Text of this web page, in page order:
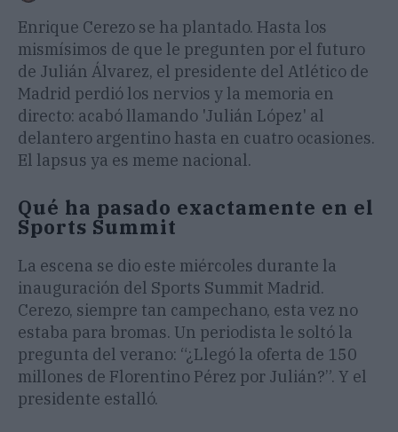
Enrique Cerezo se ha plantado. Hasta los
mismísimos de que le pregunten por el futuro
de Julián Álvarez, el presidente del Atlético de
Madrid perdió los nervios y la memoria en
directo: acabó llamando 'Julián López' al
delantero argentino hasta en cuatro ocasiones.
El lapsus ya es meme nacional.
Qué ha pasado exactamente en el
Sports Summit
La escena se dio este miércoles durante la
inauguración del Sports Summit Madrid.
Cerezo, siempre tan campechano, esta vez no
estaba para bromas. Un periodista le soltó la
pregunta del verano: “¿Llegó la oferta de 150
millones de Florentino Pérez por Julián?”. Y el
presidente estalló.